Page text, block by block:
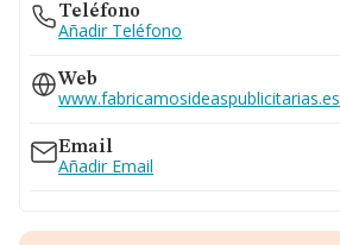
Teléfono
Añadir Teléfono
Web
www.fabricamosideaspublicitarias.es
Email
Añadir Email